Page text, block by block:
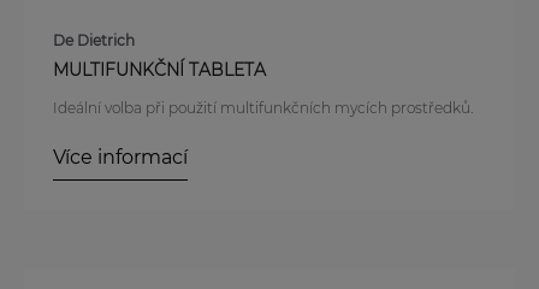
De Dietrich
MULTIFUNKČNÍ TABLETA
Ideální volba při použití multifunkčních mycích prostředků.
Více informací